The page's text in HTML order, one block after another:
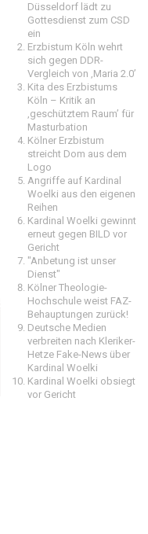
Düsseldorf lädt zu
Gottesdienst zum CSD
ein
Erzbistum Köln wehrt
sich gegen DDR-
Vergleich von ‚Maria 2.0’
Kita des Erzbistums
Köln – Kritik an
‚geschütztem Raum’ für
Masturbation
Kölner Erzbistum
streicht Dom aus dem
Logo
Angriffe auf Kardinal
Woelki aus den eigenen
Reihen
Kardinal Woelki gewinnt
erneut gegen BILD vor
Gericht
"Anbetung ist unser
Dienst"
Kölner Theologie-
Hochschule weist FAZ-
Behauptungen zurück!
Deutsche Medien
verbreiten nach Kleriker-
Hetze Fake-News über
Kardinal Woelki
Kardinal Woelki obsiegt
vor Gericht